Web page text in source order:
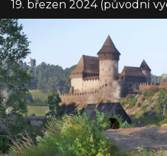
19. březen 2024 (původní